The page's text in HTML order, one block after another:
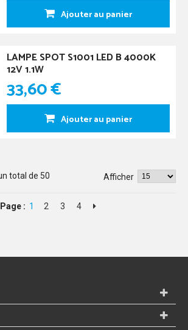
Ajouter au panier
LAMPE SPOT S1001 LED B 4000K
12V 1.1W
33,60 €
Ajouter au panier
total de 50 Afficher
Page : 1 2 3 4